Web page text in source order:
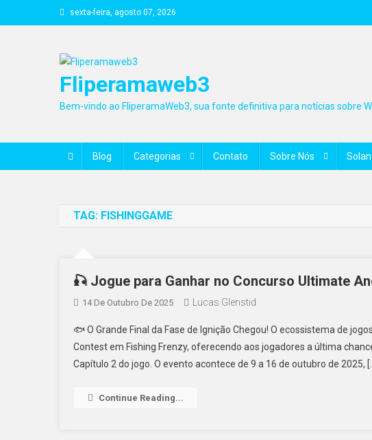
to
sexta-feira, agosto 07, 2026
Fliperamaweb3
Bem-vindo ao FliperamaWeb3, sua fonte definitiva para notícias sobre
Blog Categorias Contato Sobre Nós
TAG: FISHINGGAME
🎣 Jogue para Ganhar no Concurso Ultimate
14 De Outubro De 2025 Lucas Glenstid
🐟 O Grande Final da Fase de Ignição Chegou! O ecossistema de
Contest em Fishing Frenzy, oferecendo aos jogadores a última
Capítulo 2 do jogo. O evento acontece de 9 a 16 de outubro de 2025,
Continue Reading...